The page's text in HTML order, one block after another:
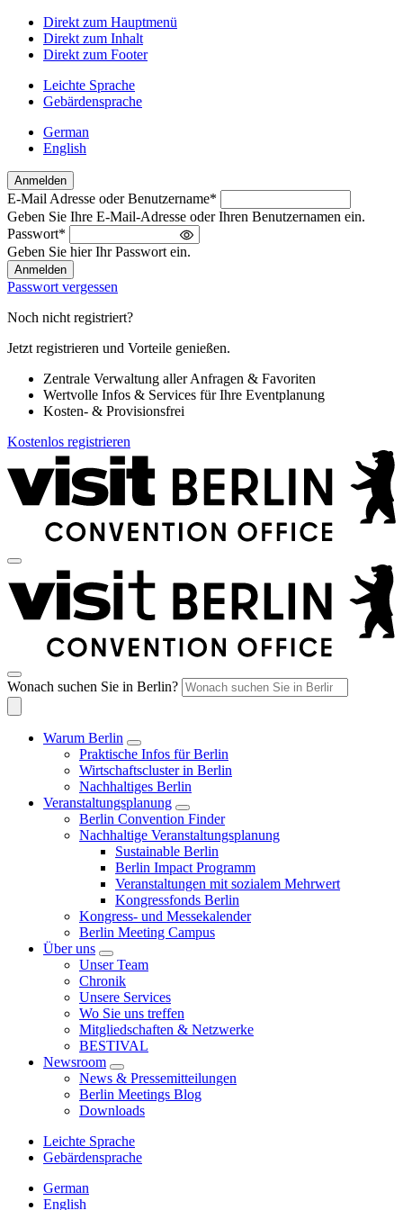
Direkt zum Hauptmenü
Direkt zum Inhalt
Direkt zum Footer
Leichte Sprache
Gebärdensprache
German
English
Anmelden
Willkommen
zurück!
Bitte
melden
Sie
sich
an
E-Mail Adresse oder Benutzername*
Geben Sie Ihre E-Mail-Adresse oder Ihren Benutzernamen ein.
Passwort*
Geben Sie hier Ihr Passwort ein.
Passwort vergessen
Noch nicht registriert?
Jetzt registrieren und Vorteile genießen.
Zentrale Verwaltung aller Anfragen & Favoriten
Wertvolle Infos & Services für Ihre Eventplanung
Kosten- & Provisionsfrei
Kostenlos registrieren
Wonach suchen Sie in Berlin?
Warum Berlin
Praktische Infos für Berlin
Wirtschaftscluster in Berlin
Nachhaltiges Berlin
Veranstaltungsplanung
Berlin Convention Finder
Nachhaltige Veranstaltungsplanung
Sustainable Berlin
Berlin Impact Programm
Veranstaltungen mit sozialem Mehrwert
Kongressfonds Berlin
Kongress- und Messekalender
Berlin Meeting Campus
Über uns
Unser Team
Chronik
Unsere Services
Wo Sie uns treffen
Mitgliedschaften & Netzwerke
BESTIVAL
Newsroom
News & Pressemitteilungen
Berlin Meetings Blog
Downloads
Leichte Sprache
Gebärdensprache
German
English